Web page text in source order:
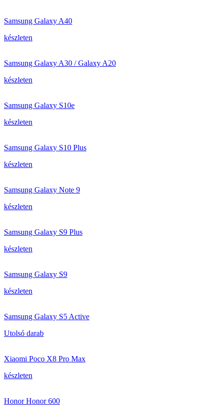
Samsung Galaxy A40
készleten
Samsung Galaxy A30 / Galaxy A20
készleten
Samsung Galaxy S10e
készleten
Samsung Galaxy S10 Plus
készleten
Samsung Galaxy Note 9
készleten
Samsung Galaxy S9 Plus
készleten
Samsung Galaxy S9
készleten
Samsung Galaxy S5 Active
Utolsó darab
Xiaomi Poco X8 Pro Max
készleten
Honor Honor 600